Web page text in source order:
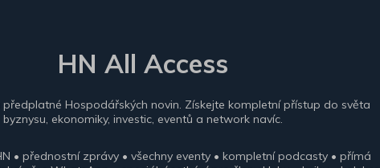
HN All Access
předplatné Hospodářských novin. Získejte kompletní přístup do světa
byznysu, ekonomiky, investic, eventů a network navíc.
• přednostní zprávy • všechny eventy • kompletní podcasty • přímá